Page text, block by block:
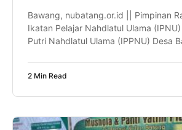
Bawang, nubatang.or.id || Pimpinan
Ikatan Pelajar Nahdlatul Ulama
Putri Nahdlatul Ulama (IPPNU) Desa
Fatayat dan para pembina terlihat
masjid wilayah Desa Bawang. […]
2 Min Read